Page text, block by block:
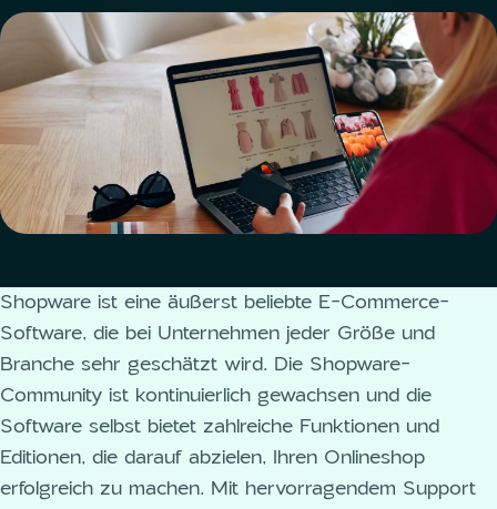
Shopware ist eine äußerst beliebte E-Commerce-
Software, die bei Unternehmen jeder Größe und
Branche sehr geschätzt wird. Die Shopware-
Community ist kontinuierlich gewachsen und die
Software selbst bietet zahlreiche Funktionen und
Editionen, die darauf abzielen, Ihren Onlineshop
erfolgreich zu machen. Mit hervorragendem Support